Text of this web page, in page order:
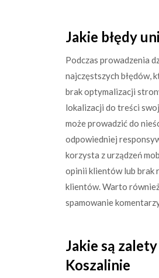
Jakie błędy
Podczas prowadzenia
najczęstszych błędów,
brak optymalizacji
lokalizacji do treści
może prowadzić do
odpowiedniej
korzysta z urządzeń
opinii klientów lub brak
klientów. Warto
spamowanie
Jakie są
Koszalinie